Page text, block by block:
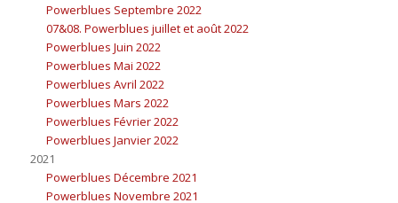
Powerblues Septembre 2022
07&08. Powerblues juillet et août 2022
Powerblues Juin 2022
Powerblues Mai 2022
Powerblues Avril 2022
Powerblues Mars 2022
Powerblues Février 2022
Powerblues Janvier 2022
2021
Powerblues Décembre 2021
Powerblues Novembre 2021